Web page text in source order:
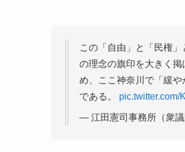
この「自由」と「民権
の理念の旗印を大きく
め、ここ神奈川で「緩
である。 pic.twitter.com/
— 江田憲司事務所（衆